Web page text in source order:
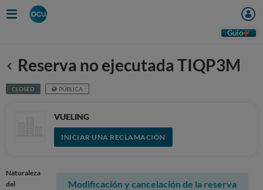
Guio
Anterior
Reserva no ejecutada TIQP3M
CLOSED PÚBLICA
VUELING
INICIAR UNA RECLAMACIÓN
Naturaleza
del
Modificación y cancelación de la reserva